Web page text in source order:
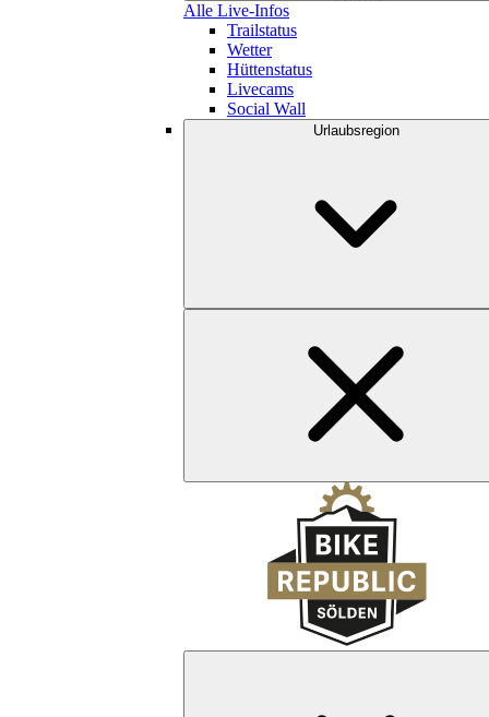
Alle Live-Infos
Trailstatus
Wetter
Hüttenstatus
Livecams
Social Wall
Urlaubsregion